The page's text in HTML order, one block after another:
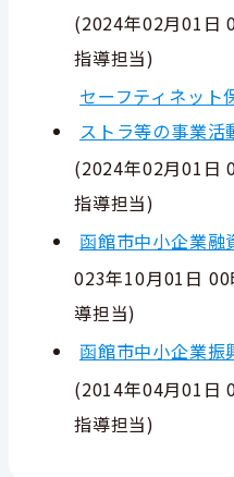
(2024年02月01日
指導担当)
セーフティネット
ストラ等の事業活
(2024年02月01日
指導担当)
函館市中小企業融
023年10月01日
導担当)
函館市中小企業振
(2014年04月01日
指導担当)